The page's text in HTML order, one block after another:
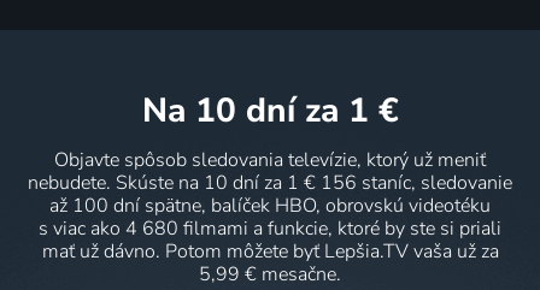
na 10 dní za 1 €
Objavte spôsob sledovania televízie, ktorý už meniť
nebudete. Skúste na 10 dní za 1 € 156 staníc, sledovanie
až 100 dní spätne, balíček HBO, obrovskú videotéku
s viac ako 4 680 filmami a funkcie, ktoré by ste si priali
mať už dávno. Potom môžete byť Lepšia.TV vaša už za
5,99 € mesačne.